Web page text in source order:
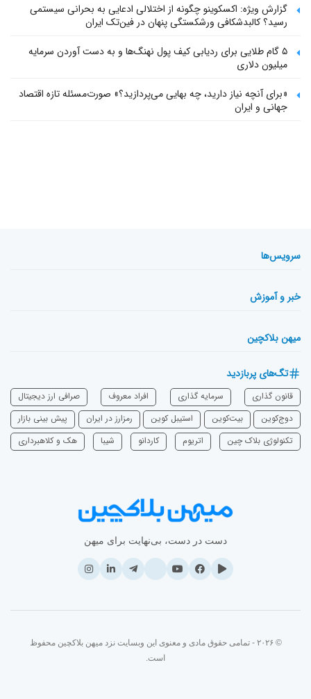
گزارش ویژه: اکسکوینو چگونه از اختلالی ادعایی به بحرانی سیستمی
رسید؟ کالبدشکافی ورشکستگی پنهان در فین‌تک ایران
۵ گام طلایی برای ردیابی کیف پول‌ نهنگ‌ها و به دست آوردن سرمایه
میلیون دلاری
«برای آنچه نیاز دارید، چه بهایی می‌پردازید؟» صورت‌مسئله تازه اقتصاد
جهانی و ایران
سرویس‌ها
خبر و آموزش
میهن بلاکچین
تگ‌های پربازدید
قانون گذاری سرمایه‌ گذاری افراد معروف
صرافی ارز دیجیتال
دوج‌کوین
بیت‌کوین استیبل کوین رمزارز در ایران
پیش بینی بازار
تکنولوژی بلاک چین
اتریوم ‌کاردانو شیبا هک و کلاهبرداری
دست در دست، بی‌نهایت برای میهن
© ۲۰۲۶ - تمامی حقوق مادی و معنوی این وبسایت نزد میهن بلاکچین محفوظ
است.